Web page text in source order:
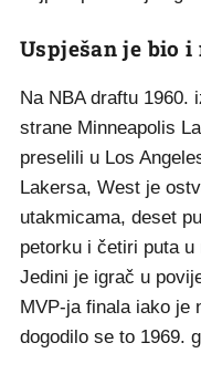
Uspješan je bio
Na NBA draftu 1960.
strane Minneapolis
preselili u Los
Lakersa, West je
utakmicama, deset
petorku i četiri puta u
Jedini je igrač u
MVP-ja finala iako je
dogodilo se to 1969.